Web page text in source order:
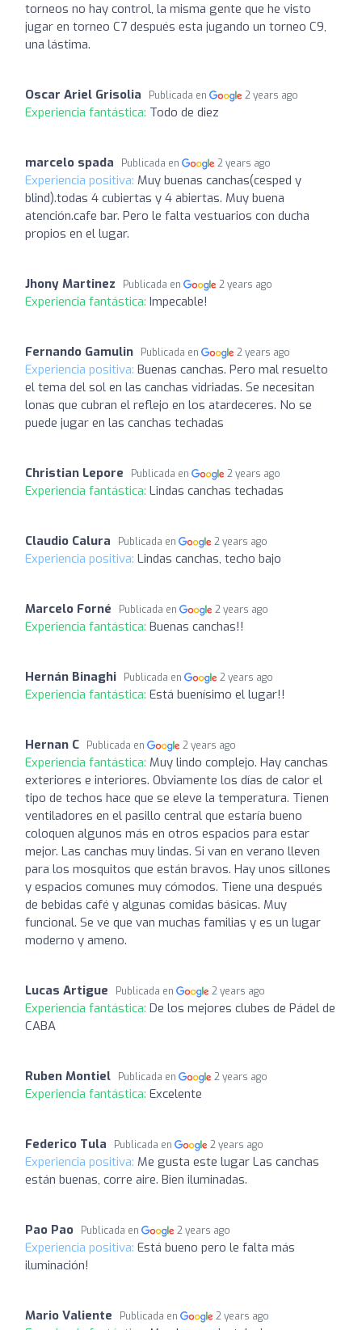
torneos no hay control, la misma gente que he visto
jugar en torneo C7 después esta jugando un torneo C9,
una lástima.
Oscar Ariel Grisolia Publicada en 2 years ago
Experiencia fantástica: Todo de diez
marcelo spada Publicada en 2 years ago
Experiencia positiva: Muy buenas canchas(cesped y
blind).todas 4 cubiertas y 4 abiertas. Muy buena
atención.cafe bar. Pero le falta vestuarios con ducha
propios en el lugar.
Jhony Martinez Publicada en 2 years ago
Experiencia fantástica: Impecable!
Fernando Gamulin Publicada en 2 years ago
Experiencia positiva: Buenas canchas. Pero mal resuelto
el tema del sol en las canchas vidriadas. Se necesitan
lonas que cubran el reflejo en los atardeceres. No se
puede jugar en las canchas techadas
Christian Lepore Publicada en 2 years ago
Experiencia fantástica: Lindas canchas techadas
Claudio Calura Publicada en 2 years ago
Experiencia positiva: Lindas canchas, techo bajo
Marcelo Forné Publicada en 2 years ago
Experiencia fantástica: Buenas canchas!!
Hernán Binaghi Publicada en 2 years ago
Experiencia fantástica: Está buenísimo el lugar!!
Hernan C Publicada en 2 years ago
Experiencia fantástica: Muy lindo complejo. Hay canchas
exteriores e interiores. Obviamente los días de calor el
tipo de techos hace que se eleve la temperatura. Tienen
ventiladores en el pasillo central que estaría bueno
coloquen algunos más en otros espacios para estar
mejor. Las canchas muy lindas. Si van en verano lleven
para los mosquitos que están bravos. Hay unos sillones
y espacios comunes muy cómodos. Tiene una después
de bebidas café y algunas comidas básicas. Muy
funcional. Se ve que van muchas familias y es un lugar
moderno y ameno.
Lucas Artigue Publicada en 2 years ago
Experiencia fantástica: De los mejores clubes de Pádel de
CABA
Ruben Montiel Publicada en 2 years ago
Experiencia fantástica: Excelente
Federico Tula Publicada en 2 years ago
Experiencia positiva: Me gusta este lugar Las canchas
están buenas, corre aire. Bien iluminadas.
Pao Pao Publicada en 2 years ago
Experiencia positiva: Está bueno pero le falta más
iluminación!
Mario Valiente Publicada en 2 years ago